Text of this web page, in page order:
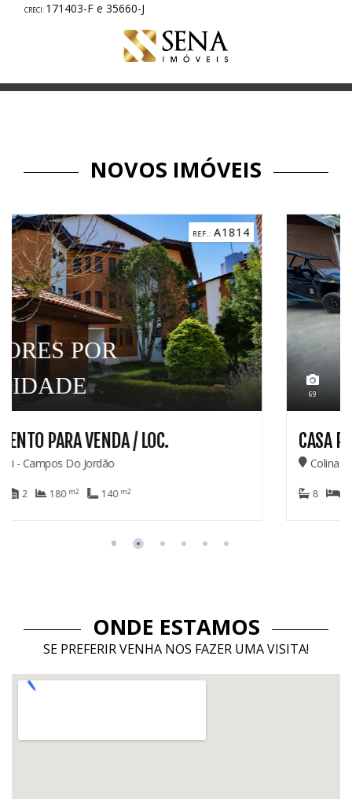
171403-F e 35660-J
NOVOS IMÓVEIS
A1814
CASA PARA VENDA
Colinas De Capivari - Campos Do Jordão
420m2
ONDE ESTAMOS
SE PREFERIR VENHA NOS FAZER UMA VISITA!